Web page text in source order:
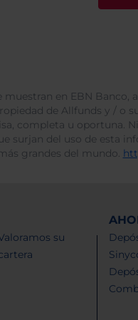
muestran en EBN
de Allfunds y / o
completa u oportuna.
surjan del uso de esta
grandes del mundo.
su